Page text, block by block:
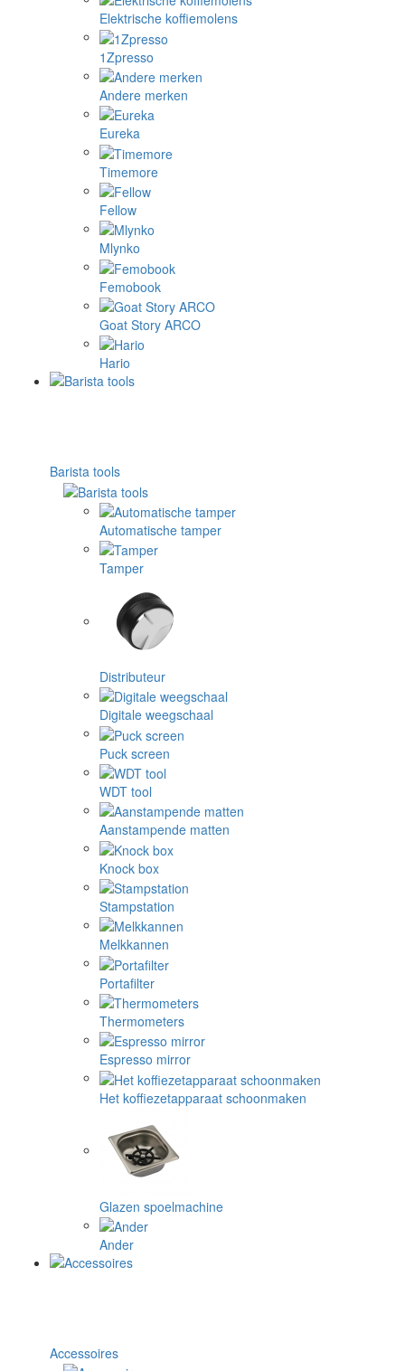
Elektrische koffiemolens
1Zpresso
Andere merken
Eureka
Timemore
Fellow
Mlynko
Femobook
Goat Story ARCO
Hario
Barista tools
Automatische tamper
Tamper
Distributeur
Digitale weegschaal
Puck screen
WDT tool
Aanstampende matten
Knock box
Stampstation
Melkkannen
Portafilter
Thermometers
Espresso mirror
Het koffiezetapparaat schoonmaken
Glazen spoelmachine
Ander
Accessoires